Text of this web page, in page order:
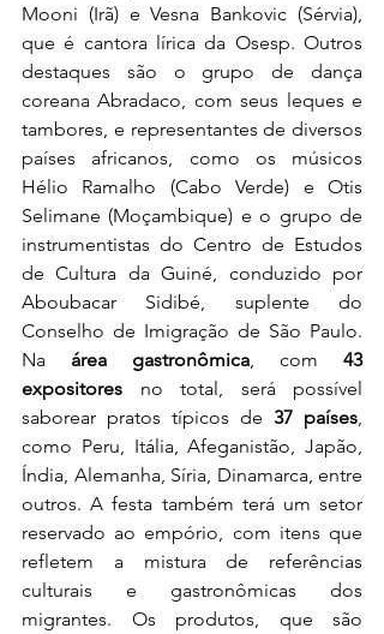
Mooni (Irã) e Vesna Bankovic (Sérvia),
que é cantora lírica da Osesp. Outros
destaques são o grupo de dança
coreana Abradaco, com seus leques e
tambores, e representantes de diversos
países africanos, como os músicos
Hélio Ramalho (Cabo Verde) e Otis
Selimane (Moçambique) e o grupo de
instrumentistas do Centro de Estudos
de Cultura da Guiné, conduzido por
Aboubacar Sidibé, suplente do
Conselho de Imigração de São Paulo.
Na área gastronômica , com 43
expositores no total, será possível
saborear pratos típicos de 37 países
como Peru, Itália, Afeganistão, Japão,
Índia, Alemanha, Síria, Dinamarca, entre
outros. A festa também terá um setor
reservado ao empório, com itens que
refletem a mistura de referências
culturais e gastronômicas dos
migrantes. Os produtos, que são